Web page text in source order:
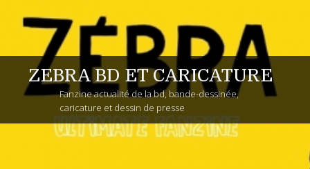
ZEBRA BD ET CARICATURE
Fanzine actualité de la bd, bande-dessinée,
caricature et dessin de presse